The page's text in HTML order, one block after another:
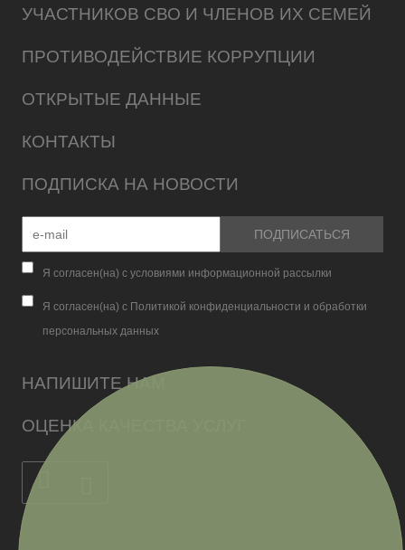
УЧАСТНИКОВ СВО И ЧЛЕНОВ ИХ СЕМЕЙ
ПРОТИВОДЕЙСТВИЕ КОРРУПЦИИ
ОТКРЫТЫЕ ДАННЫЕ
КОНТАКТЫ
ПОДПИСКА НА НОВОСТИ
Я согласен(на) с условиями информационной рассылки
Я согласен(на) с Политикой конфиденциальности и обработки
персональных данных
НАПИШИТЕ НАМ
ОЦЕНКА КАЧЕСТВА УСЛУГ